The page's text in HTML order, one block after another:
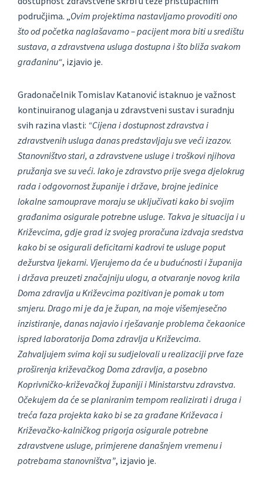
područjima. „Ovim projektima nastavljamo provoditi ono
što od početka naglašavamo – pacijent mora biti u središtu
sustava, a zdravstvena usluga dostupna i što bliža svakom
građaninu“, izjavio je.
Gradonačelnik Tomislav Katanović istaknuo je važnost
kontinuiranog ulaganja u zdravstveni sustav i suradnju
svih razina vlasti: “Cijena i dostupnost zdravstva i
zdravstvenih usluga danas predstavljaju sve veći izazov.
Stanovništvo stari, a zdravstvene usluge i troškovi njihova
pružanja sve su veći. Iako je zdravstvo prije svega djelokrug
rada i odgovornost županije i države, brojne jedinice
lokalne samouprave moraju se uključivati kako bi svojim
građanima osigurale potrebne usluge. Takva je situacija i u
Križevcima, gdje grad iz svojeg proračuna izdvaja sredstva
kako bi se osigurali deficitarni kadrovi te usluge poput
dežurstva ljekarni. Vjerujemo da će u budućnosti i županija
i država preuzeti značajniju ulogu, a otvaranje novog krila
Doma zdravlja u Križevcima pozitivan je pomak u tom
smjeru. Drago mi je da je župan, na moje višemjesečno
inzistiranje, danas najavio i rješavanje problema čekaonice
ispred laboratorija Doma zdravlja u Križevcima.
Zahvaljujem svima koji su sudjelovali u realizaciji prve faze
proširenja križevačkog Doma zdravlja, a posebno
Koprivničko-križevačkoј županiji i Ministarstvu zdravstva.
Očekujem da će se planiranim tempom realizirati i druga i
treća faza projekta kako bi se za građane Križevaca i
Križevačko-kalničkog prigorja osigurale potrebne
zdravstvene usluge, primjerene današnjem vremenu i
potrebama stanovništva”, izjavio je.